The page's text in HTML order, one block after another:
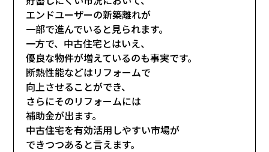
エンドユーザーの新築離れが
一部で進んでいると見られます。
一方で、中古住宅とはいえ、
優良な物件が増えているのも事実です。
断熱性能などはリフォームで
向上させることができ、
さらにそのリフォームには
補助金が出ます。
中古住宅を有効活用しやすい市場が
できつつあると言えます。